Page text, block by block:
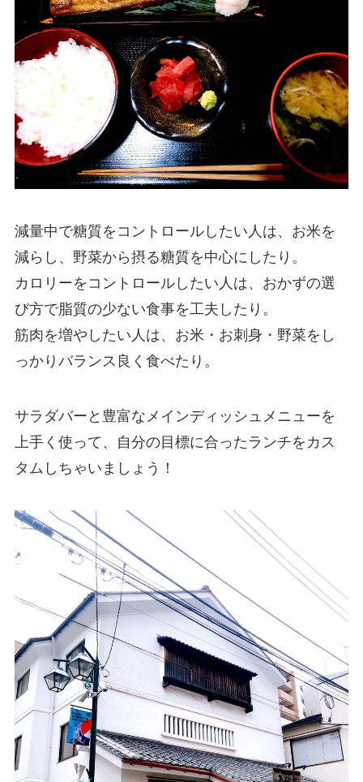
減量中で糖質をコントロールしたい人は、お米を
減らし、野菜から摂る糖質を中心にしたり。
カロリーをコントロールしたい人は、おかずの選
び方で脂質の少ない食事を工夫したり。
筋肉を増やしたい人は、お米・お刺身・野菜をし
っかりバランス良く食べたり。
サラダバーと豊富なメインディッシュメニューを
上手く使って、自分の目標に合ったランチをカス
タムしちゃいましょう！